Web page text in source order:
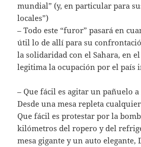
mundial” (y, en particular para
locales”)
– Todo este “furor” pasará en
útil lo de allí para su
la solidaridad con el Sahara, en
legitima la ocupación por el país
– Que fácil es agitar un pañuelo
Desde una mesa repleta
Que fácil es protestar por la
kilómetros del ropero y del
mesa gigante y un auto elegante,